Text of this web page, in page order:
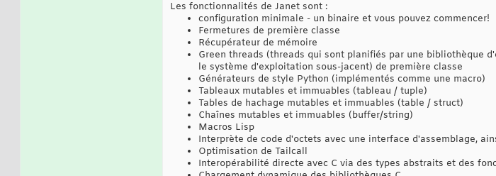
Les fonctionnalités de Janet sont :
configuration minimale - un binaire et vous pouvez commencer!
Fermetures de première classe
Récupérateur de mémoire
Green threads (threads qui sont planifiés par une bibliothèque
le système d'exploitation sous-jacent) de première classe
Générateurs de style Python (implémentés comme une macro)
Tableaux mutables et immuables (tableau / tuple)
Tables de hachage mutables et immuables (table / struct)
Chaînes mutables et immuables (buffer/string)
Macros Lisp
Interprète de code d'octets avec une interface d'assemblage,
Optimisation de Tailcall
Interopérabilité directe avec C via des types abstraits et des